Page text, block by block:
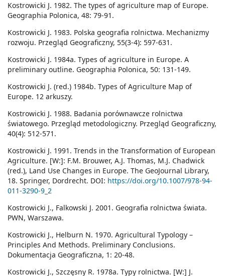
Kostrowicki J. 1982. The types of agriculture map of Europe.
Geographia Polonica, 48: 79-91.
Kostrowicki J. 1983. Polska geografia rolnictwa. Mechanizmy
rozwoju. Przegląd Geograficzny, 55(3-4): 597-631.
Kostrowicki J. 1984a. Types of agriculture in Europe. A
preliminary outline. Geographia Polonica, 50: 131-149.
Kostrowicki J. (red.) 1984b. Types of Agriculture Map of
Europe. 12 arkuszy.
Kostrowicki J. 1988. Badania porównawcze rolnictwa
światowego. Przegląd metodologiczny. Przegląd Geograficzny,
40(4): 512-571.
Kostrowicki J. 1991. Trends in the Transformation of European
Agriculture. [W:]: F.M. Brouwer, A.J. Thomas, M.J. Chadwick
(red.), Land Use Changes in Europe. The GeoJournal Library,
18. Springer, Dordrecht. DOI: https://doi.org/10.1007/978-94-
011-3290-9_2
Kostrowicki J., Falkowski J. 2001. Geografia rolnictwa świata.
PWN, Warszawa.
Kostrowicki J., Helburn N. 1970. Agricultural Typology –
Principles And Methods. Preliminary Conclusions.
Dokumentacja Geograficzna, 1: 20-48.
Kostrowicki J., Szczęsny R. 1978a. Typy rolnictwa. [W:] J.